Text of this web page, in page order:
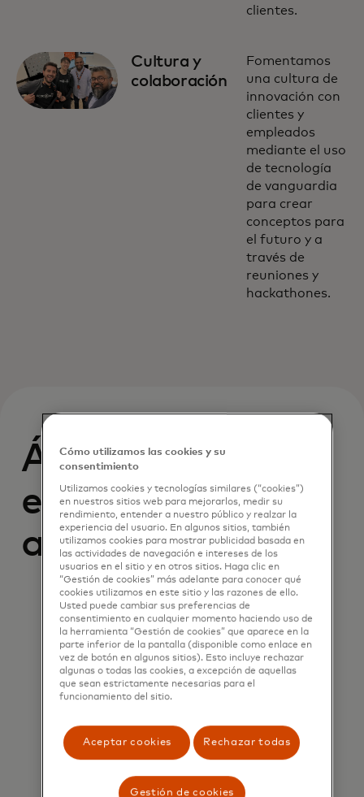
clientes.
Cultura y
colaboración
Fomentamos
una cultura de
innovación con
clientes y
empleados
mediante el uso
de tecnología
de vanguardia
para crear
conceptos para
el futuro y a
través de
reuniones y
hackathones.
Áreas de
enfoque
actuales
automático
Cómo utilizamos las cookies y su
consentimiento
Utilizamos cookies y tecnologías similares (“cookies”)
en nuestros sitios web para mejorarlos, medir su
rendimiento, entender a nuestro público y realzar la
experiencia del usuario. En algunos sitios, también
utilizamos cookies para mostrar publicidad basada en
las actividades de navegación e intereses de los
usuarios en el sitio y en otros sitios. Haga clic en
“Gestión de cookies” más adelante para conocer qué
cookies utilizamos en este sitio y las razones de ello.
Usted puede cambiar sus preferencias de
consentimiento en cualquier momento haciendo uso de
la herramienta “Gestión de cookies” que aparece en la
parte inferior de la pantalla (disponible como enlace en
vez de botón en algunos sitios). Esto incluye rechazar
algunas o todas las cookies, a excepción de aquellas
que sean estrictamente necesarias para el
funcionamiento del sitio.
Aceptar cookies Rechazar todas
Gestión de cookies